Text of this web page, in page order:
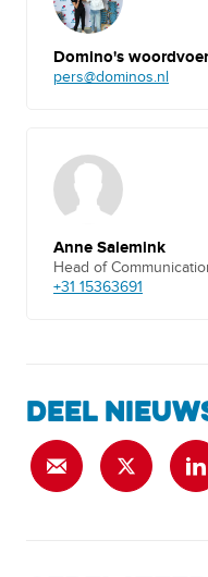
Domino's
pers@dominos.nl
Anne Salemink
Head of
+31 15363691
DEEL